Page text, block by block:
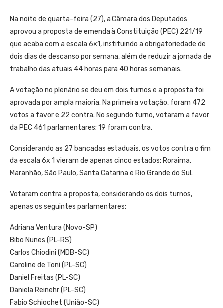
Na noite de quarta-feira (27), a Câmara dos Deputados
aprovou a proposta de emenda à Constituição (PEC) 221/19
que acaba com a escala 6×1, instituindo a obrigatoriedade de
dois dias de descanso por semana, além de reduzir a jornada de
trabalho das atuais 44 horas para 40 horas semanais.
A votação no plenário se deu em dois turnos e a proposta foi
aprovada por ampla maioria. Na primeira votação, foram 472
votos a favor e 22 contra. No segundo turno, votaram a favor
da PEC 461 parlamentares; 19 foram contra.
Considerando as 27 bancadas estaduais, os votos contra o fim
da escala 6x 1 vieram de apenas cinco estados: Roraima,
Maranhão, São Paulo, Santa Catarina e Rio Grande do Sul.
Votaram contra a proposta, considerando os dois turnos,
apenas os seguintes parlamentares:
Adriana Ventura (Novo-SP)
Bibo Nunes (PL-RS)
Carlos Chiodini (MDB-SC)
Caroline de Toni (PL-SC)
Daniel Freitas (PL-SC)
Daniela Reinehr (PL-SC)
Fabio Schiochet (União-SC)